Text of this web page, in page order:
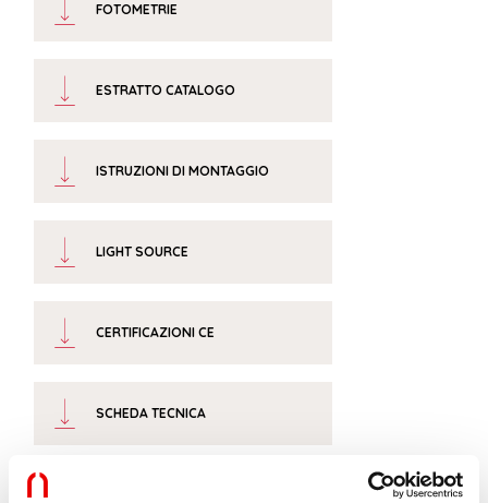
FOTOMETRIE
ESTRATTO CATALOGO
ISTRUZIONI DI MONTAGGIO
LIGHT SOURCE
CERTIFICAZIONI CE
SCHEDA TECNICA